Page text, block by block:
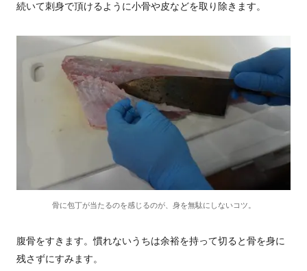
続いて刺身で頂けるように小骨や皮などを取り除きます。
骨に包丁が当たるのを感じるのが、身を無駄にしないコツ。
腹骨をすきます。慣れないうちは余裕を持って切ると骨を身に
残さずにすみます。